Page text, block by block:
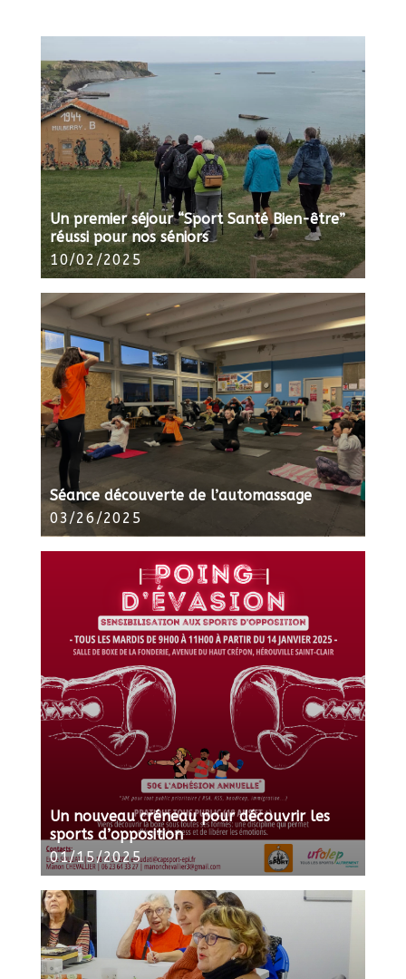
Un premier séjour “Sport Santé Bien-être”
réussi pour nos séniors
10/02/2025
Séance découverte de l’automassage
03/26/2025
Un nouveau créneau pour découvrir les
sports d’opposition
01/15/2025